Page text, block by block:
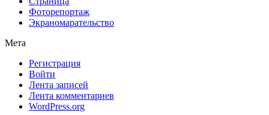
Фоторепортаж
Экраномарательство
Мета
Регистрация
Войти
Лента записей
Лента комментариев
WordPress.org